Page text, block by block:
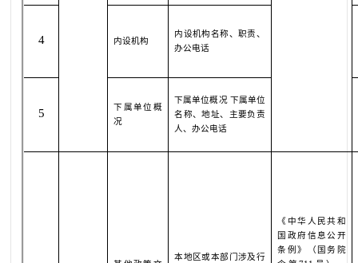
4 内设机构
内设机构名称、职责、
办公电话
5
下属单位概
况
下属单位概况 下属单位
名称、地址、主要负责
人、办公电话
本地区或本部门涉及行
《中华人民共和
国政府信息公开
条例》（国务院